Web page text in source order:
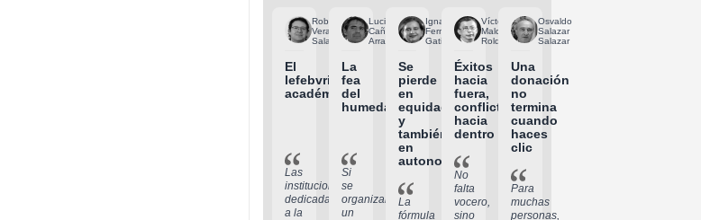
Roberto
Vera
Salazar
El
lefebvrismo
académico
Las
instituciones
dedicadas
a la
Lucio
Cañete
Arratia
La
fea
del
humedal
Si
se
organizara
un
Ignacia
Fernández
Gatica
Se
pierde
en
equidad
y
también
en
autonomía
La
fórmula
Víctor
Maldonado
Roldán
Éxitos
hacia
fuera,
conflictos
hacia
dentro
No
falta
vocero,
sino
Osvaldo
Salazar
Salazar
Una
donación
no
termina
cuando
haces
clic
Para
muchas
personas,